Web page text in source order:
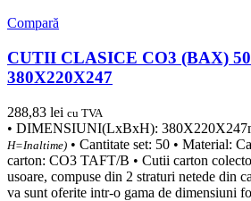
Compară
CUTII CLASICE CO3 (BAX)
380X220X247
288,83 lei cu TVA
• DIMENSIUNI(LxBxH):
H=Inaltime) • Cantitate set: 50 • Material:
carton: CO3 TAFT/B • Cutii carton
usoare, compuse din 2 straturi netede din
va sunt oferite intr-o gama de dimensiuni